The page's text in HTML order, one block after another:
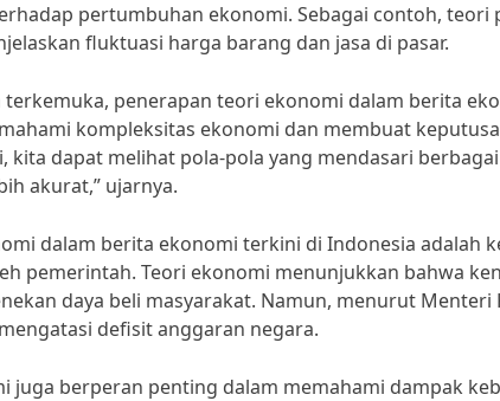
pertumbuhan ekonomi. Sebagai contoh, teori
fluktuasi harga barang dan jasa di pasar.
penerapan teori ekonomi dalam berita
kompleksitas ekonomi dan membuat
kita dapat melihat pola-pola yang mendasari
akurat,” ujarnya.
dalam berita ekonomi terkini di Indonesia adalah
pemerintah. Teori ekonomi menunjukkan bahwa
daya beli masyarakat. Namun, menurut Menteri
defisit anggaran negara.
juga berperan penting dalam memahami dampak